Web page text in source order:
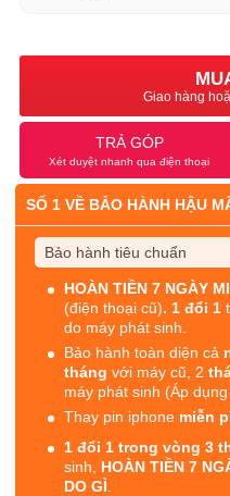
Giao hàng
TRẢ GÓP
Xét duyệt nhanh qua điện thoại
SỐ 1 VỀ BẢO HÀNH HẬU
HOÀN TIỀN 7 NGÀY
(điện thoại cũ). 1 đổi 1
do máy phát sinh.
Bảo hành toàn diện cả
tháng với máy cũ, 2
máy phát sinh (Áp
Thay pin iphone miễn
1 đổi 1 trong vòng 3
sinh, HOÀN TIỀN 7
DO GÌ